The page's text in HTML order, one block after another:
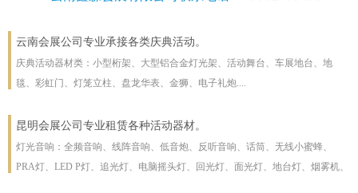
云南会展公司专业承接各类庆典活动。
庆典活动器材类：小型桁架、大型铝合金灯光架、活动舞台、车展地台、地
毯、彩虹门、灯笼立柱、盘龙华表、金狮、电子礼炮....
昆明会展公司专业租赁各种活动器材。
灯光音响：全频音响、线阵音响、低音炮、反听音响、话筒、无线小蜜蜂、
PRA灯、LED P灯、追光灯、电脑摇头灯、回光灯、面光灯、地台灯、烟雾机、